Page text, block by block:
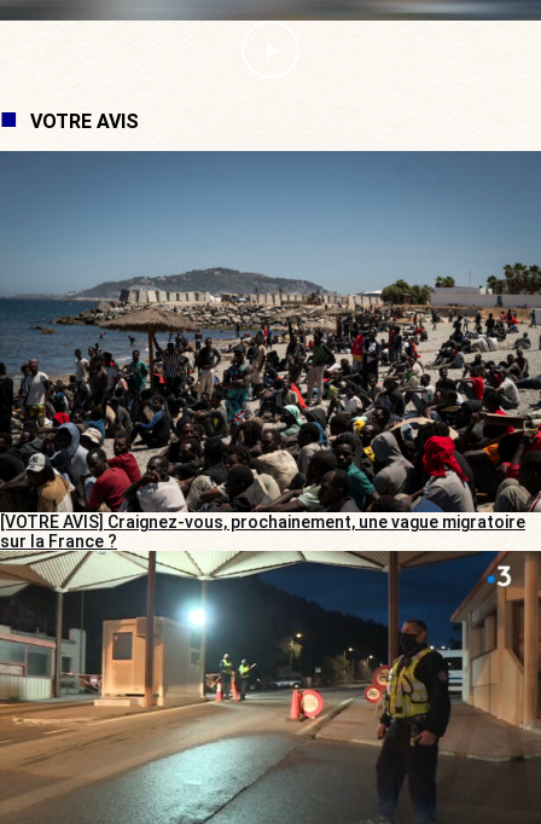
VOTRE AVIS
[VOTRE AVIS] Craignez-vous, prochainement, une vague migratoire
sur la France ?